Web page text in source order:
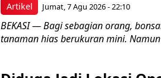
Artikel Jumat, 7 Agu 2026 - 22:10
BEKASI — Bagi sebagian orang,
tanaman hias berukuran mini.